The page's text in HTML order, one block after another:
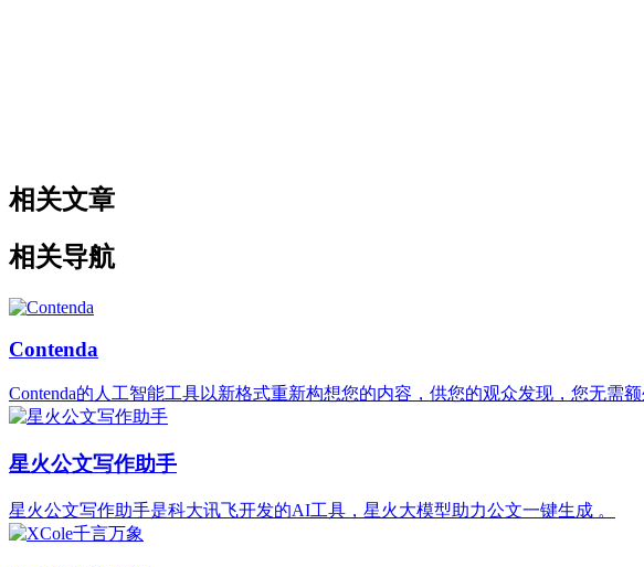
相关文章
相关导航
Contenda
Contenda的人工智能工具以新格式重新构想您的内容，供您的观众发现，您无需额
星火公文写作助手
星火公文写作助手是科大讯飞开发的AI工具，星火大模型助力公文一键生成 。